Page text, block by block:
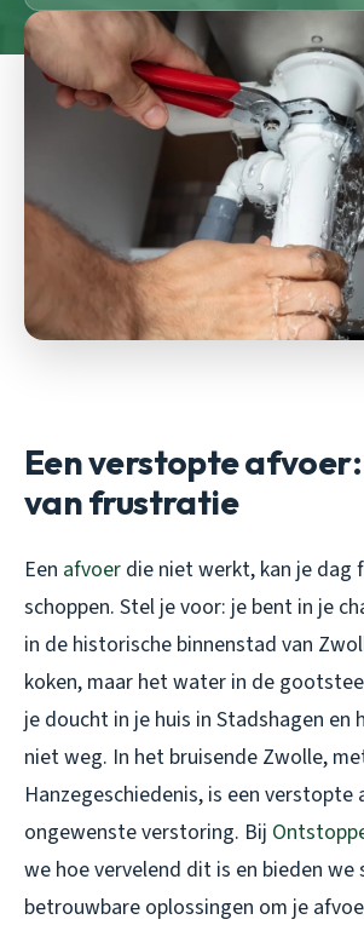
Een verstopte
van frustratie
Een afvoer die niet werkt, kan je dag
schoppen. Stel je voor: je bent in je
in de historische binnenstad van
koken, maar het water in de
je doucht in je huis in Stadshagen
niet weg. In het bruisende Zwolle,
Hanzegeschiedenis, is een verstopte
ongewenste verstoring. Bij
we hoe vervelend dit is en bieden we
betrouwbare oplossingen om je